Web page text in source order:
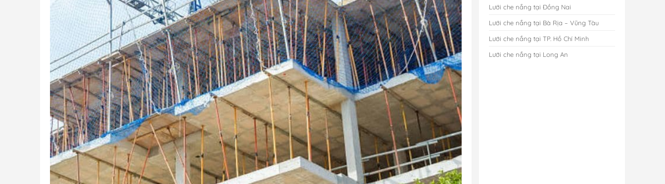
Lưới che nắng tại Đồng Nai
Lưới che nắng tại Bà Rịa – Vũng Tàu
Lưới che nắng tại TP. Hồ Chí Minh
Lưới che nắng tại Long An